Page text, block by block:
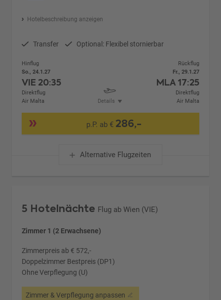
Hotelbeschreibung anzeigen
Transfer Optional: Flexibel stornierbar
Hinflug
So., 24.1.27
VIE 20:35
Direktflug
Air Malta
Details
Rückflug
Fr., 29.1.27
MLA 17:25
Direktflug
Air Malta
p.P. ab € 286,-
Alternative Flugzeiten
5 Hotelnächte Flug ab Wien (VIE)
Zimmer 1 (2 Erwachsene)
Zimmerpreis ab € 572,-
Doppelzimmer Bestpreis (DP1)
Ohne Verpflegung (U)
Zimmer & Verpflegung anpassen